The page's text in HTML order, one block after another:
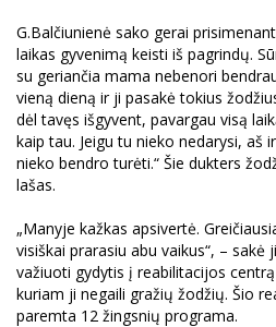
G.Balčiunienė sako gerai
laikas gyvenimą keisti iš pagrindų.
su geriančia mama nebenori
vieną dieną ir ji pasakė tokius
dėl tavęs išgyvent, pavargau visą
kaip tau. Jeigu tu nieko nedarysi, aš
nieko bendro turėti.“ Šie dukters
lašas.
„Manyje kažkas apsivertė.
visiškai prarasiu abu vaikus“, –
važiuoti gydytis į reabilitacijos
kuriam ji negaili gražių žodžių. Šio
paremta 12 žingsnių programa.